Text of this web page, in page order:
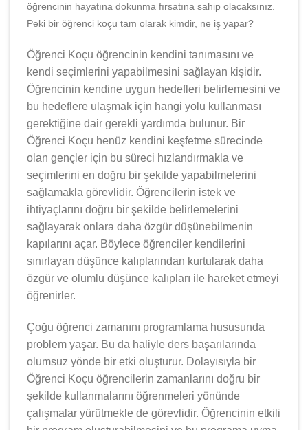
öğrencinin hayatına dokunma fırsatına sahip olacaksınız.
Peki bir öğrenci koçu tam olarak kimdir, ne iş yapar?
Öğrenci Koçu öğrencinin kendini tanımasını ve
kendi seçimlerini yapabilmesini sağlayan kişidir.
Öğrencinin kendine uygun hedefleri belirlemesini ve
bu hedeflere ulaşmak için hangi yolu kullanması
gerektiğine dair gerekli yardımda bulunur. Bir
Öğrenci Koçu henüz kendini keşfetme sürecinde
olan gençler için bu süreci hızlandırmakla ve
seçimlerini en doğru bir şekilde yapabilmelerini
sağlamakla görevlidir. Öğrencilerin istek ve
ihtiyaçlarını doğru bir şekilde belirlemelerini
sağlayarak onlara daha özgür düşünebilmenin
kapılarını açar. Böylece öğrenciler kendilerini
sınırlayan düşünce kalıplarından kurtularak daha
özgür ve olumlu düşünce kalıpları ile hareket etmeyi
öğrenirler.
Çoğu öğrenci zamanını programlama hususunda
problem yaşar. Bu da haliyle ders başarılarında
olumsuz yönde bir etki oluşturur. Dolayısıyla bir
Öğrenci Koçu öğrencilerin zamanlarını doğru bir
şekilde kullanmalarını öğrenmeleri yönünde
çalışmalar yürütmekle de görevlidir. Öğrencinin etkili